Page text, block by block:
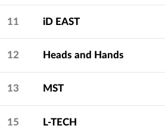
11 iD EAST
12 Heads and Hands
13 MST
15 L-TECH